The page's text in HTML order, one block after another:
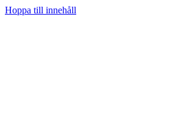
Hoppa till innehåll